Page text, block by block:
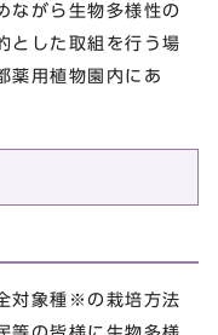
ながら生物多様性の
とした取組を行う場
薬用植物園内にあ
対象種 ※ の栽培方法